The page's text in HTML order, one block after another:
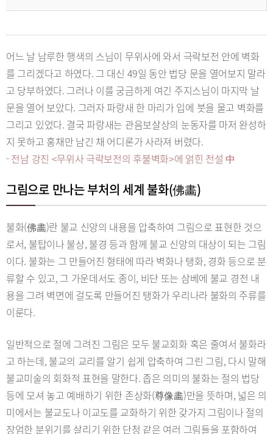
어느 날 남루한 행색의 스님이 무위사에 와서 극락보전 안에 벽화
를 그리겠다고 하였다. 그 대신 49일 동안 법당 문을 열어보지 말라
고 당부하였다. 그러나 이를 궁금하게 여긴 주지스님이 마지막 날
문을 열어 보았다. 그러자 파랑새 한 마리가 입에 붓을 물고 벽화를
그리고 있었다. 결국 파랑새는 관음보살상의 눈동자를 마저 완성하
지 못하고 홍채만 남긴 채 어디론가 사라져 버렸다.
- 전남 강진 <무위사 극락보전의 후불벽화>에 얽힌 전설 中
그림으로 만나는 부처의 세계 불화(佛畵)
불화(佛畵)란 불교 신앙의 내용을 압축하여 그림으로 표현한 것으
로서, 불탑이나 불상, 불경 등과 함께 불교 신앙의 대상이 되는 그림
이다. 불화는 그 만들어진 형태에 따라 벽화나 탱화, 경화 등으로 분
류할 수 있고, 그 가운데서도 종이, 비단 또는 삼베에 불교 경전 내
용을 그려 벽면에 걸도록 만들어진 탱화가 우리나라 불화의 주류를
이룬다.
일반적으로 절에 그려진 그림은 모두 불교회화 혹은 줄여서 불화라
고 하는데, 불교의 교리를 알기 쉽게 압축하여 그린 그림, 다시 말해
불교미술의 회화적 표현을 말한다. 좁은 의미의 불화는 절의 법당
등에 모셔 놓고 예배하기 위한 존상화(尊像畵)만을 뜻하며, 넓은 의
미에서는 불교도나 이교도를 교화하기 위한 갖가지 그림이나 절의
장엄한 분위기를 살리기 위한 단청 같은 여러 그림들을 포함하여